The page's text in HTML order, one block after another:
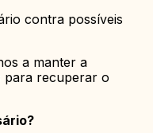
contra possíveis
a manter a
para recuperar o